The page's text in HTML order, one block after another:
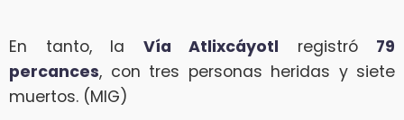
En tanto, la Vía Atlixcáyotl registró 79
percances, con tres personas heridas y siete
muertos. (MIG)